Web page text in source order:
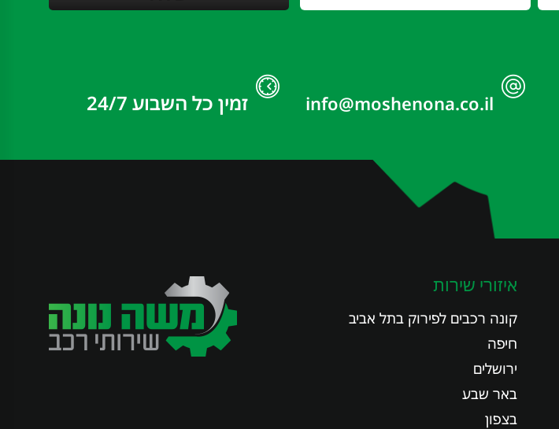
info@moshenona.co.il זמין כל השבוע 24/7
איזורי שירות
קונה רכבים לפירוק בתל אביב
חיפה
ירושלים
באר שבע
בצפון